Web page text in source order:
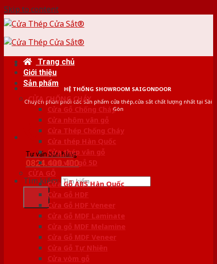
Skip to content
HỆ THỐNG SHOWROOM SAIGONDOOR
Chuyên phân phối các sản phẩm cửa thép,cửa sắt chất lượng nhất tại Sài
Gòn
Tư vấn bán hàng
0824.400.400
Tìm kiếm:
Trang chủ
Giới thiệu
Sản phẩm
CỬA CHỐNG CHÁY
Cửa Gỗ Chống Cháy
Cửa nhôm vân gỗ
Cửa Thép Chống Cháy
Cửa thép Hàn Quốc
Cửa thép vân gỗ
Cửa vân gỗ 5D
CỬA GỖ
Cửa Gỗ ABS Hàn Quốc
Cửa Gỗ HDF
Cửa Gỗ HDF Veneer
Cửa Gỗ MDF Laminate
Cửa gỗ MDF Melamine
Cửa Gỗ MDF Veneer
Cửa Gỗ Tự Nhiên
Cửa vòm gỗ